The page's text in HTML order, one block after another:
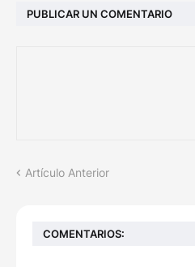
PUBLICAR UN COMENTARIO
Artículo Anterior
COMENTARIOS: